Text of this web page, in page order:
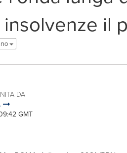
il
DA
GMT